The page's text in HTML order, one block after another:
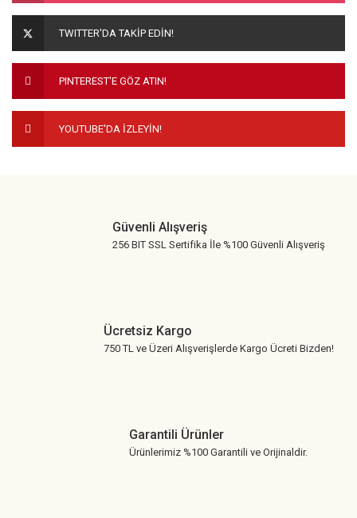
Ürün açıklamasında eksik bilgiler bulunuyor.
Ürün fiyatı diğer sitelerden daha pahalı.
Bu ürüne benzer farklı alternatifler olmalı.
TWITTER'DA TAKİP EDİN!
PINTEREST'E GÖZ ATIN!
YOUTUBE'DA İZLEYİN!
Güvenli Alışveriş
256 BIT SSL Sertifika İle %100 Güvenli Alışveriş
Ücretsiz Kargo
750 TL ve Üzeri Alışverişlerde Kargo Ücreti Bizden!
Garantili Ürünler
Ürünlerimiz %100 Garantili ve Orijinaldir.